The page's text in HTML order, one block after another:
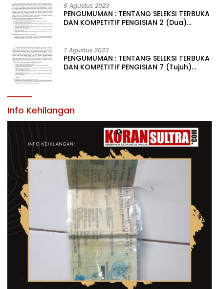
LINGKUNGAN PEMERINTAH DAERAH KABUPATEN KONAWE
8 Agustus 2023
PENGUMUMAN : TENTANG SELEKSI TERBUKA
DAN KOMPETITIF PENGISIAN 2 (Dua)
KABUPATEN KONAWE
7 Agustus 2023
PENGUMUMAN : TENTANG SELEKSI TERBUKA
DAN KOMPETITIF PENGISIAN 7 (Tujuh)
Info Kehilangan